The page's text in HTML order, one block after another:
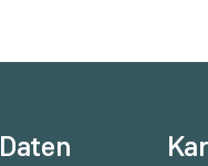
Daten